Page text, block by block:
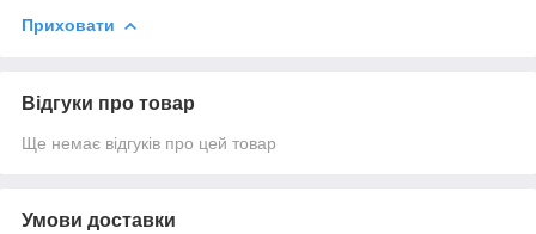
Приховати
Відгуки про товар
Ще немає відгуків про цей товар
Умови доставки